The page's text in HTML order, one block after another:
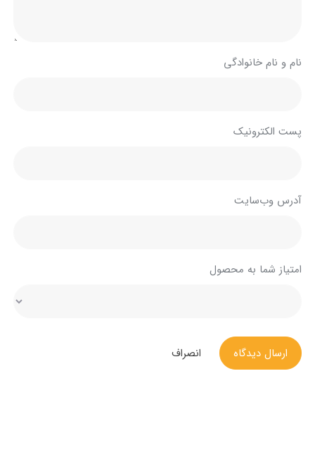
نام و نام خانوادگی
پست الکترونیک
آدرس وب‌سایت
امتیاز شما به محصول
ارسال دیدگاه انصراف